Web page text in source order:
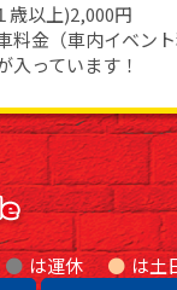
以上)2,000円
金（車内イベン
入っています！
は運休 は土